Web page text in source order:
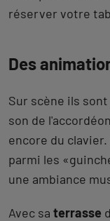
réserver votre
Des
Sur scène ils
son de
encore du
parmi les
une ambiance
Avec sa terrasse